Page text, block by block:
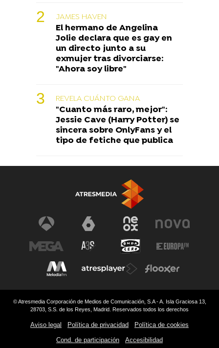
JAMES HAVEN
El hermano de Angelina
Jolie declara que es gay en
un directo junto a su
exmujer tras divorciarse:
"Ahora soy libre"
REVELA CUÁNTO GANA
"Cuanto más raro, mejor":
Jessie Cave (Harry Potter) se
sincera sobre OnlyFans y el
tipo de fetiche que publica
© Atresmedia Corporación de Medios de Comunicación, S.A - A. Isla Graciosa 13,
28703, S.S. de los Reyes, Madrid. Reservados todos los derechos
Aviso legal Política de privacidad Política de cookies
Cond. de participación Accesibilidad